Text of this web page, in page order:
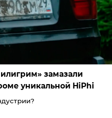
замазали
уникальной HiPhi